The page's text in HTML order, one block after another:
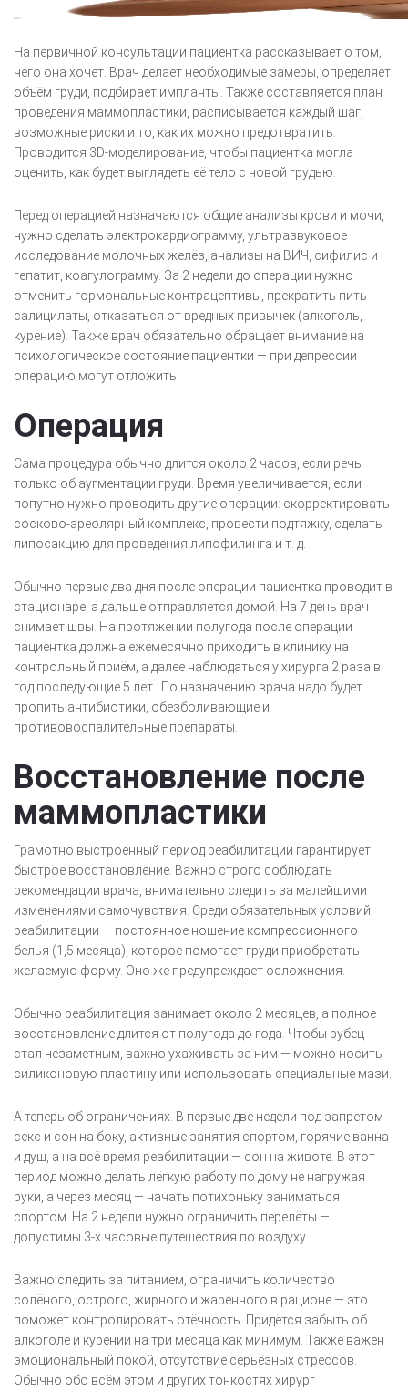
На первичной консультации пациентка рассказывает о том,
чего она хочет. Врач делает необходимые замеры, определяет
объём груди, подбирает импланты. Также составляется план
проведения маммопластики, расписывается каждый шаг,
возможные риски и то, как их можно предотвратить.
Проводится 3D-моделирование, чтобы пациентка могла
оценить, как будет выглядеть её тело с новой грудью.
Перед операцией назначаются общие анализы крови и мочи,
нужно сделать электрокардиограмму, ультразвуковое
исследование молочных желёз, анализы на ВИЧ, сифилис и
гепатит, коагулограмму. За 2 недели до операции нужно
отменить гормональные контрацептивы, прекратить пить
салицилаты, отказаться от вредных привычек (алкоголь,
курение). Также врач обязательно обращает внимание на
психологическое состояние пациентки — при депрессии
операцию могут отложить.
Операция
Сама процедура обычно длится около 2 часов, если речь
только об аугментации груди. Время увеличивается, если
попутно нужно проводить другие операции: скорректировать
сосково-ареолярный комплекс, провести подтяжку, сделать
липосакцию для проведения липофилинга и т. д.
Обычно первые два дня после операции пациентка проводит в
стационаре, а дальше отправляется домой. На 7 день врач
снимает швы. На протяжении полугода после операции
пациентка должна ежемесячно приходить в клинику на
контрольный приём, а далее наблюдаться у хирурга 2 раза в
год последующие 5 лет. По назначению врача надо будет
пропить антибиотики, обезболивающие и
противовоспалительные препараты.
Восстановление после
маммопластики
Грамотно выстроенный период реабилитации гарантирует
быстрое восстановление. Важно строго соблюдать
рекомендации врача, внимательно следить за малейшими
изменениями самочувствия. Среди обязательных условий
реабилитации — постоянное ношение компрессионного
белья (1,5 месяца), которое помогает груди приобретать
желаемую форму. Оно же предупреждает осложнения.
Обычно реабилитация занимает около 2 месяцев, а полное
восстановление длится от полугода до года. Чтобы рубец
стал незаметным, важно ухаживать за ним — можно носить
силиконовую пластину или использовать специальные мази.
А теперь об ограничениях. В первые две недели под запретом
секс и сон на боку, активные занятия спортом, горячие ванна
и душ, а на всё время реабилитации — сон на животе. В этот
период можно делать лёгкую работу по дому не нагружая
руки, а через месяц — начать потихоньку заниматься
спортом. На 2 недели нужно ограничить перелёты —
допустимы 3-х часовые путешествия по воздуху.
Важно следить за питанием, ограничить количество
солёного, острого, жирного и жаренного в рационе — это
поможет контролировать отёчность. Придётся забыть об
алкоголе и курении на три месяца как минимум. Также важен
эмоциональный покой, отсутствие серьёзных стрессов.
Обычно обо всём этом и других тонкостях хирург